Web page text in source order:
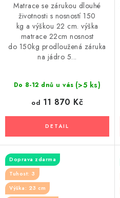
Do 8-12 dnů u vás (>5 ks)
od 11 870 Kč
Matrace se zárukou dlouhé
životnosti s nosností 150
kg a výškou 22 cm. výška
matrace 22cm nosnost
do 150kg prodloužená záruka
na jádro 5...
Doprava zdarma
Tuhost: 3
Výška: 23 cm